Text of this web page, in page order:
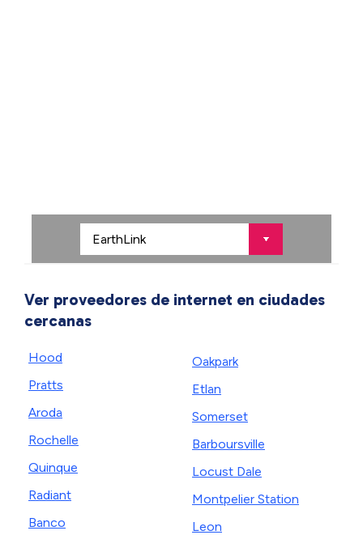
Ver proveedores de internet en ciudades
cercanas
Hood
Pratts
Aroda
Rochelle
Quinque
Radiant
Banco
Oakpark
Etlan
Somerset
Barboursville
Locust Dale
Montpelier Station
Leon